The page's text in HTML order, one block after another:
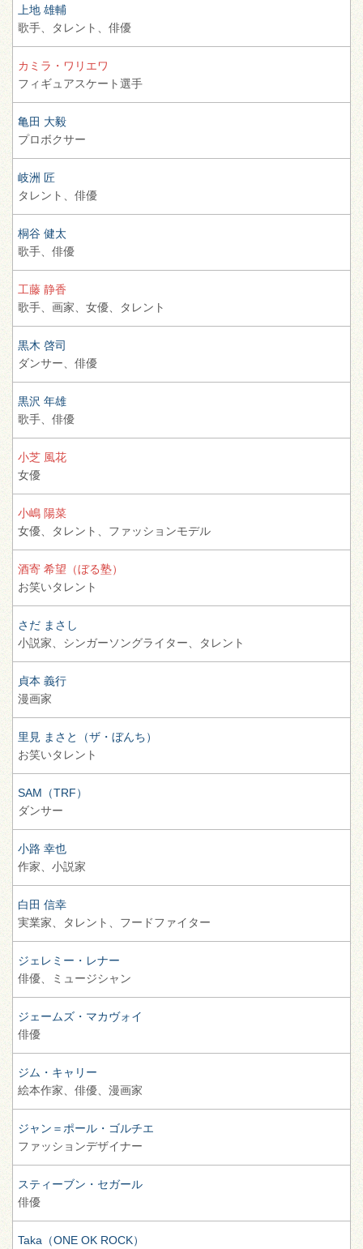
上地 雄輔
歌手、
タレント、 俳優
カミラ・ワリエワ
フィギュアスケート選手
亀田 大毅
プロボクサー
岐洲 匠
タレント、 俳優
桐谷 健太
歌手、 俳優
工藤 静香
歌手、 画家、 女優、 タレント
黒木 啓司
ダンサー、 俳優
黒沢 年雄
歌手、 俳優
小芝 風花
女優
小嶋 陽菜
女優、
タレント、 ファッションモデル
酒寄 希望（ぼる塾）
お笑いタレント
さだ まさし
小説家、 シンガーソングライター、 タレント
貞本 義行
漫画家
里見 まさと（ザ・ぼんち）
お笑いタレント
SAM（TRF）
ダンサー
小路 幸也
作家、 小説家
白田 信幸
実業家、
タレント、 フードファイター
ジェレミー・レナー
俳優、
ミュージシャン
ジェームズ・マカヴォイ
俳優
ジム・キャリー
絵本作家、 俳優、 漫画家
ジャン＝ポール・ゴルチエ
ファッションデザイナー
スティーブン・セガール
俳優
Taka（ONE OK ROCK）